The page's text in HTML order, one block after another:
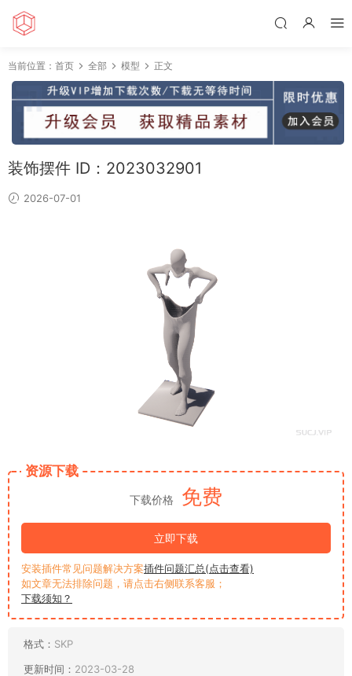
当前位置： 首页 全部 模型 正文
装饰摆件 ID：2023032901
2026-07-01
资源下载
下载价格 免费
立即下载
安装插件常见问题解决方案插件问题汇总(点击查看)
如文章无法排除问题，请点击右侧联系客服；
下载须知？
格式： SKP
更新时间： 2023-03-28